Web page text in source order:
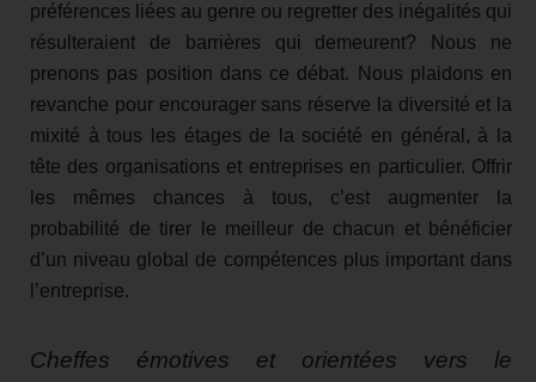
préférences liées au genre ou regretter des inégalités qui
résulteraient de barrières qui demeurent? Nous ne
prenons pas position dans ce débat. Nous plaidons en
revanche pour encourager sans réserve la diversité et la
mixité à tous les étages de la société en général, à la
tête des organisations et entreprises en particulier. Offrir
les mêmes chances à tous, c’est augmenter la
probabilité de tirer le meilleur de chacun et bénéficier
d’un niveau global de compétences plus important dans
l’entreprise.
Cheffes émotives et orientées vers le